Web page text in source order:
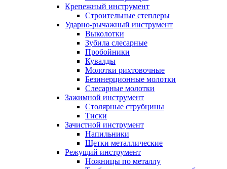
Крепежный инструмент
Строительные степлеры
Ударно-рычажный инструмент
Выколотки
Зубила слесарные
Пробойники
Кувалды
Молотки рихтовочные
Безинерционные молотки
Слесарные молотки
Зажимной инструмент
Столярные струбцины
Тиски
Зачистной инструмент
Напильники
Щетки металлические
Режущий инструмент
Ножницы по металлу